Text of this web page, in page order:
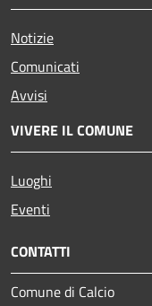
Notizie
Comunicati
Avvisi
VIVERE IL COMUNE
Luoghi
Eventi
CONTATTI
Comune di Calcio